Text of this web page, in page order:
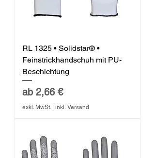
RL 1325 • Solidstar® •
Feinstrickhandschuh mit PU-
Beschichtung
ab 2,66 €
Sale-Preis
exkl. MwSt. | inkl. Versand